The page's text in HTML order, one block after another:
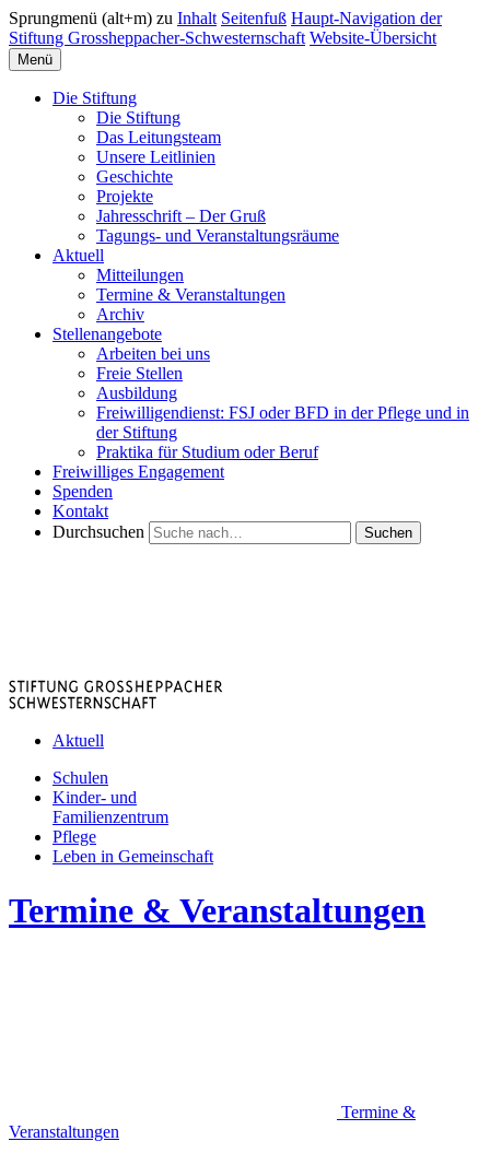
Sprungmenü (alt+m) zu Inhalt Seitenfuß Haupt-Navigation der
Stiftung Grossheppacher-Schwesternschaft Website-Übersicht
Menü
Die Stiftung
Die Stiftung
Das Leitungsteam
Unsere Leitlinien
Geschichte
Projekte
Jahresschrift – Der Gruß
Tagungs- und Veranstaltungsräume
Aktuell
Mitteilungen
Termine & Veranstaltungen
Archiv
Stellenangebote
Arbeiten bei uns
Freie Stellen
Ausbildung
Freiwilligendienst: FSJ oder BFD in der Pflege und in
der Stiftung
Praktika für Studium oder Beruf
Freiwilliges Engagement
Spenden
Kontakt
Durchsuchen
Suchen
Aktuell
Schulen
Kinder- und
Familienzentrum
Pflege
Leben in Gemeinschaft
Termine & Veranstaltungen
Termine &
Veranstaltungen